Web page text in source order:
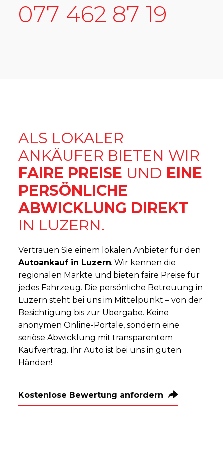
077 462 87 19
ALS LOKALER
ANKÄUFER BIETEN WIR
FAIRE PREISE UND EINE
PERSÖNLICHE
ABWICKLUNG DIREKT
IN LUZERN.
Vertrauen Sie einem lokalen Anbieter für den
Autoankauf in Luzern. Wir kennen die
regionalen Märkte und bieten faire Preise für
jedes Fahrzeug. Die persönliche Betreuung in
Luzern steht bei uns im Mittelpunkt – von der
Besichtigung bis zur Übergabe. Keine
anonymen Online-Portale, sondern eine
seriöse Abwicklung mit transparentem
Kaufvertrag. Ihr Auto ist bei uns in guten
Händen!
Kostenlose Bewertung anfordern